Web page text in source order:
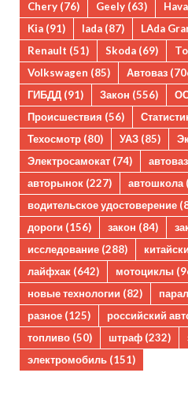
Chery (76) Geely (63)
Kia (91) lada (87) LAda
Renault (51) Skoda (69)
Volkswagen (85) Автоваз
ГИБДД (91) Закон (556)
Происшествия (56)
Техосмотр (80) УАЗ (85)
Электросамокат (74) автоваз
авторынок (227) автошкола
водительское удостоверение
дороги (156) закон (84)
исследование (288)
лайфхак (642) мотоциклы
новые технологии (82)
разное (125) российский
топливо (50) штраф (232)
электромобиль (151)